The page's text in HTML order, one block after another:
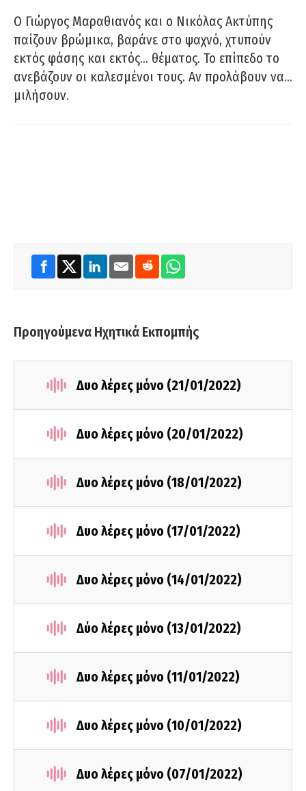
Ο Γιώργος Μαραθιανός και ο Νικόλας Ακτύπης
παίζουν βρώμικα, βαράνε στο ψαχνό, χτυπούν
εκτός φάσης και εκτός… θέματος. Το επίπεδο το
ανεβάζουν οι καλεσμένοι τους. Αν προλάβουν να…
μιλήσουν.
Προηγούμενα Ηχητικά Εκπομπής
Δυο λέρες μόνο (21/01/2022)
Δυο λέρες μόνο (20/01/2022)
Δυο λέρες μόνο (18/01/2022)
Δυο λέρες μόνο (17/01/2022)
Δυο λέρες μόνο (14/01/2022)
Δύο λέρες μόνο (13/01/2022)
Δυο λέρες μόνο (11/01/2022)
Δυο λέρες μόνο (10/01/2022)
Δυο λέρες μόνο (07/01/2022)